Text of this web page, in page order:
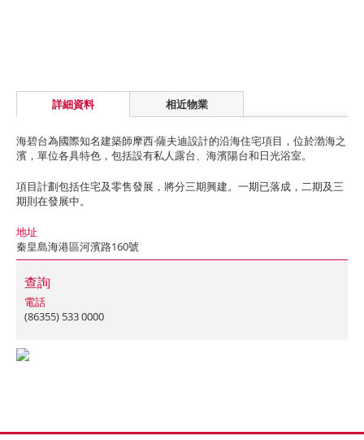
詳細資料 相近物業
海碧台為國際知名建築師摩西·薩夫迪設計的沿海住宅項目，位於渤海之
濱，單位各具特色，包括設有私人露台、海濱陽台和日光浴室。
項目計劃包括住宅及零售發展，將分三期興建。一期已落成，二期及三
期則在發展中。
地址
秦皇島海港區河濱路160號
查詢
電話
(86355) 533 0000